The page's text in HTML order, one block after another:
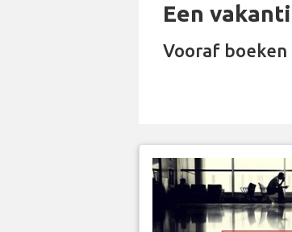
Een
Vooraf boeken